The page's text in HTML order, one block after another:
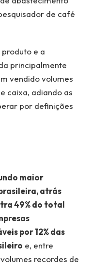
de café
e a
principalmente
vendido volumes
caixa, adiando as
por definições
maior
atrás
49% do total
por 12% das
e, entre
recordes de